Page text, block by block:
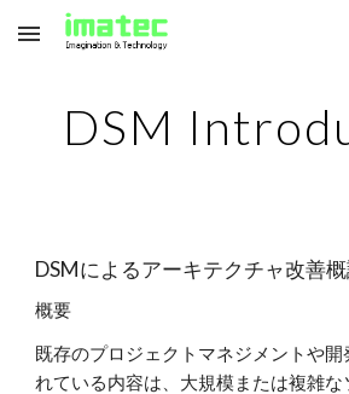
Skip to main content
DSM
DSMによるアーキテクチャ改善
概要
既存のプロジェクトマネジメントや開
れている内容は、大規模または複雑